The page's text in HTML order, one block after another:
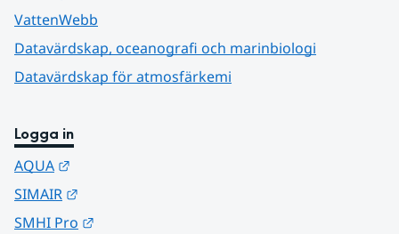
VattenWebb
Datavärdskap, oceanografi och marinbiologi
Datavärdskap för atmosfärkemi
Logga in
AQUA
SIMAIR
SMHI Pro